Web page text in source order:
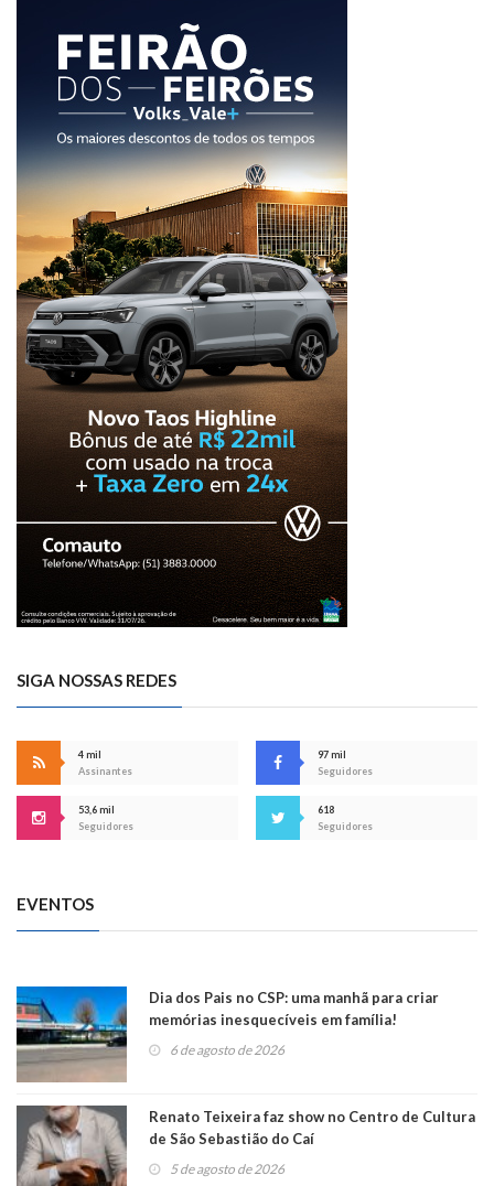
SIGA NOSSAS REDES
4 mil
Assinantes
97 mil
Seguidores
53,6 mil
Seguidores
618
Seguidores
EVENTOS
Dia dos Pais no CSP: uma manhã para criar
memórias inesquecíveis em família!
6 de agosto de 2026
Renato Teixeira faz show no Centro de Cultura
de São Sebastião do Caí
5 de agosto de 2026